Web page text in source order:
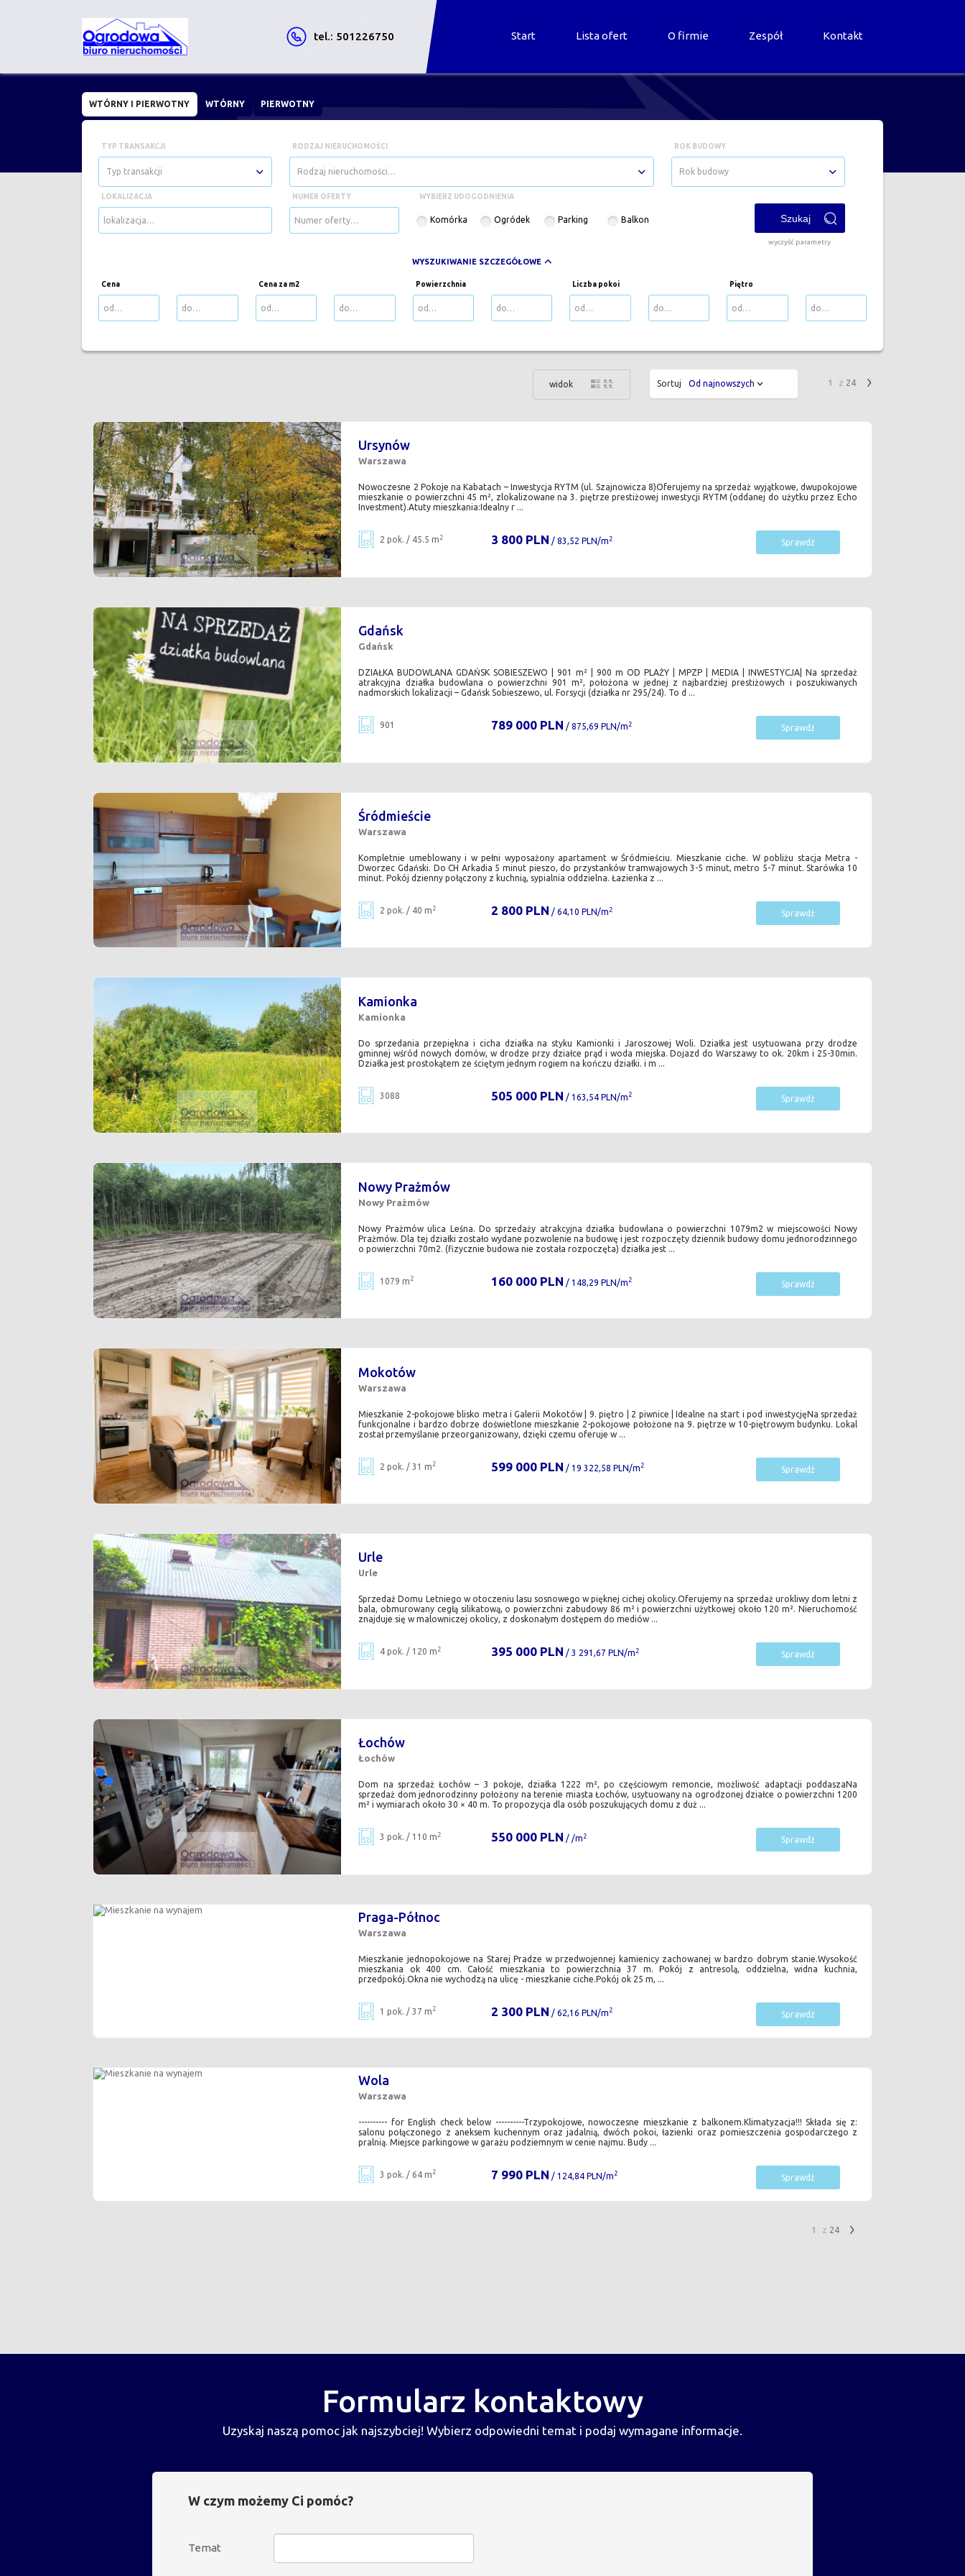
tel.: 501226750 Start Lista ofert O firmie Zespół Kontakt
WTÓRNY I PIERWOTNY WTÓRNY PIERWOTNY
TYP TRANSAKCJI
Typ transakcji
RODZAJ NIERUCHOMOŚCI
Rodzaj nieruchomości…
ROK BUDOWY
Rok budowy
LOKALIZACJA NUMER OFERTY WYBIERZ UDOGODNIENIA
Komórka Ogródek Parking Balkon
wyczyść parametry
WYSZUKIWANIE SZCZEGÓŁOWE
Cena Cena za m2 Powierzchnia Liczba pokoi Piętro
widok Sortuj Od najnowszych 1 z 24
Ursynów
Warszawa
Nowoczesne 2 Pokoje na Kabatach – Inwestycja RYTM (ul. Szajnowicza 8)Oferujemy na sprzedaż wyjątkowe, dwupokojowe
mieszkanie o powierzchni 45 m², zlokalizowane na 3. piętrze prestiżowej inwestycji RYTM (oddanej do użytku przez Echo
Investment).Atuty mieszkania:Idealny r ...
2 pok. / 45.5 m 2 3 800 PLN / 83,52 PLN/m 2 Sprawdź
Gdańsk
Gdańsk
DZIAŁKA BUDOWLANA GDAŃSK SOBIESZEWO | 901 m² | 900 m OD PLAŻY | MPZP | MEDIA | INWESTYCJA| Na sprzedaż
atrakcyjna działka budowlana o powierzchni 901 m², położona w jednej z najbardziej prestiżowych i poszukiwanych
nadmorskich lokalizacji – Gdańsk Sobieszewo, ul. Forsycji (działka nr 295/24). To d ...
901 789 000 PLN / 875,69 PLN/m 2 Sprawdź
Śródmieście
Warszawa
Kompletnie umeblowany i w pełni wyposażony apartament w Śródmieściu. Mieszkanie ciche. W pobliżu stacja Metra -
Dworzec Gdański. Do CH Arkadia 5 minut pieszo, do przystanków tramwajowych 3-5 minut, metro 5-7 minut. Starówka 10
minut. Pokój dzienny połączony z kuchnią, sypialnia oddzielna. Łazienka z ...
2 pok. / 40 m 2 2 800 PLN / 64,10 PLN/m 2 Sprawdź
Kamionka
Kamionka
Do sprzedania przepiękna i cicha działka na styku Kamionki i Jaroszowej Woli. Działka jest usytuowana przy drodze
gminnej wśród nowych domów, w drodze przy działce prąd i woda miejska. Dojazd do Warszawy to ok. 20km i 25-30min.
Działka jest prostokątem ze ściętym jednym rogiem na kończu działki. i m ...
3088 505 000 PLN / 163,54 PLN/m 2 Sprawdź
Nowy Prażmów
Nowy Prażmów
Nowy Prażmów ulica Leśna. Do sprzedaży atrakcyjna działka budowlana o powierzchni 1079m2 w miejscowości Nowy
Prażmów. Dla tej działki zostało wydane pozwolenie na budowę i jest rozpoczęty dziennik budowy domu jednorodzinnego
o powierzchni 70m2. (fizycznie budowa nie została rozpoczęta) działka jest ...
1079 m 2 160 000 PLN / 148,29 PLN/m 2 Sprawdź
Mokotów
Warszawa
Mieszkanie 2-pokojowe blisko metra i Galerii Mokotów | 9. piętro | 2 piwnice | Idealne na start i pod inwestycjęNa sprzedaż
funkcjonalne i bardzo dobrze doświetlone mieszkanie 2-pokojowe położone na 9. piętrze w 10-piętrowym budynku. Lokal
został przemyślanie przeorganizowany, dzięki czemu oferuje w ...
2 pok. / 31 m 2 599 000 PLN / 19 322,58 PLN/m 2 Sprawdź
Urle
Urle
Sprzedaż Domu Letniego w otoczeniu lasu sosnowego w pięknej cichej okolicy.Oferujemy na sprzedaż urokliwy dom letni z
bala, obmurowany cegłą silikatową, o powierzchni zabudowy 86 m² i powierzchni użytkowej około 120 m². Nieruchomość
znajduje się w malowniczej okolicy, z doskonałym dostępem do mediów ...
4 pok. / 120 m 2 395 000 PLN / 3 291,67 PLN/m 2 Sprawdź
Łochów
Łochów
Dom na sprzedaż Łochów – 3 pokoje, działka 1222 m², po częściowym remoncie, możliwość adaptacji poddaszaNa
sprzedaż dom jednorodzinny położony na terenie miasta Łochów, usytuowany na ogrodzonej działce o powierzchni 1200
m² i wymiarach około 30 × 40 m. To propozycja dla osób poszukujących domu z duż ...
3 pok. / 110 m 2 550 000 PLN / /m 2 Sprawdź
Praga-Północ
Warszawa
Mieszkanie jednopokojowe na Starej Pradze w przedwojennej kamienicy zachowanej w bardzo dobrym stanie.Wysokość
mieszkania ok 400 cm. Całość mieszkania to powierzchnia 37 m. Pokój z antresolą, oddzielna, widna kuchnia,
przedpokój.Okna nie wychodzą na ulicę - mieszkanie ciche.Pokój ok 25 m, ...
1 pok. / 37 m 2 2 300 PLN / 62,16 PLN/m 2 Sprawdź
Wola
Warszawa
---------- for English check below ----------Trzypokojowe, nowoczesne mieszkanie z balkonem.Klimatyzacja!!! Składa się z:
salonu połączonego z aneksem kuchennym oraz jadalnią, dwóch pokoi, łazienki oraz pomieszczenia gospodarczego z
pralnią. Miejsce parkingowe w garażu podziemnym w cenie najmu. Budy ...
3 pok. / 64 m 2 7 990 PLN / 124,84 PLN/m 2 Sprawdź
1 z 24
Formularz kontaktowy
Uzyskaj naszą pomoc jak najszybciej! Wybierz odpowiedni temat i podaj wymagane informacje.
W czym możemy Ci pomóc?
Temat